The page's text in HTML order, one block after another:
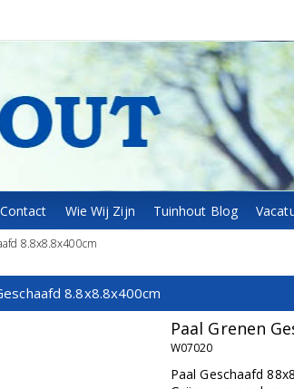
Contact Wie Wij Zijn Tuinhout Blog
8.8x8.8x400cm
8.8x8.8x400cm
Paal Grenen
W07020
Paal Geschaafd